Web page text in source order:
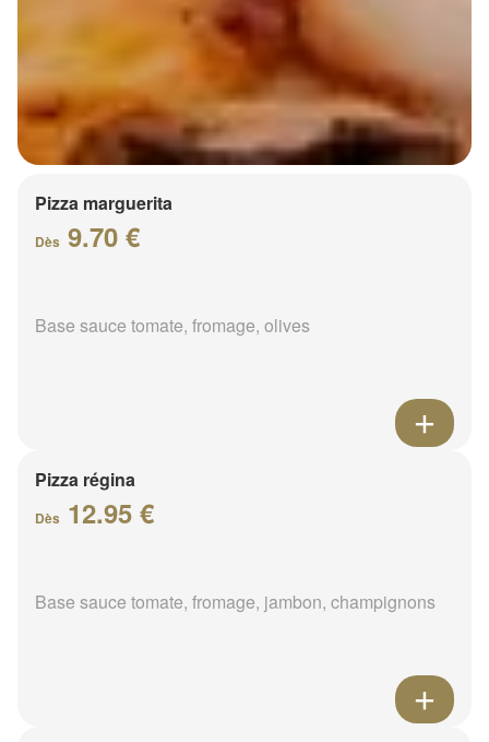
Pizza marguerita
Dès 9.70 €
Base sauce tomate, fromage, olives
Pizza régina
Dès 12.95 €
Base sauce tomate, fromage, jambon, champignons